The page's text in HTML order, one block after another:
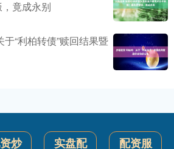
竟成永别
“利柏转债”赎回结果暨
炒 实盘配 配资服